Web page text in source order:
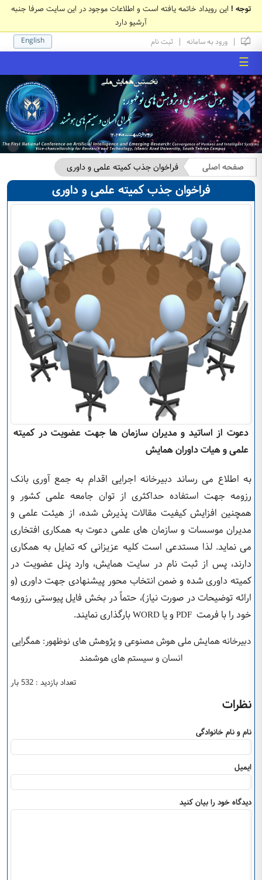
توجه ! این رویداد خاتمه یافته است و اطلاعات موجود در این سایت صرفا جنبه
آرشیو دارد
| ورود به سامانه | ثبت نام English
☰
صفحه اصلی فراخوان جذب کمیته علمی و داوری
فراخوان جذب کمیته علمی و داوری
دعوت از اساتید و مدیران سازمان ها جهت عضویت در کمیته
علمی و هیات داوران همایش
به اطلاع می رساند دبیرخانه اجرایی اقدام به جمع آوری بانک
رزومه جهت استفاده حداکثری از توان جامعه علمی کشور و
همچنین افزایش کیفیت مقالات پذیرش شده، از هیئت علمی و
مدیران موسسات و سازمان های علمی دعوت به همکاری افتخاری
می نماید. لذا مستدعی است کلیه عزیزانی که تمایل به همکاری
دارند، پس از ثبت نام در سایت همایش، وارد پنل عضویت در
کمیته داوری شده و ضمن انتخاب محور پیشنهادی جهت داوری (و
ارائه توضیحات در صورت نیاز)، حتماً در بخش فایل پیوستی رزومه
خود را با فرمت PDF و یا WORD بارگذاری نمایند.
دبیرخانه همایش ملی هوش مصنوعی و پژوهش های نوظهور: همگرایی
انسان و سیستم های هوشمند
تعداد بازدید : 532 بار
نظرات
نام و نام خانوادگی
ایمیل
دیدگاه خود را بیان کنید